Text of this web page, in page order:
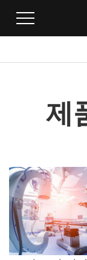
제